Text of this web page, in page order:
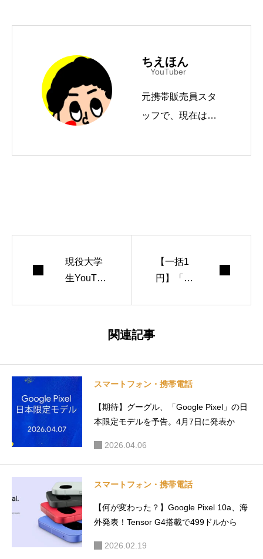
ちえほん
YouTuber
元携帯販売員スタ
ッフで、現在はYo
ドットコムTV」
エイターとしても
活動中です。
現役大学
生YouTub
ェット【2
026年上
半期】
【一括1
円】「nu
関連記事
スマートフォン・携帯電話
【期待】グーグル、「Google Pixel」の日
本限定モデルを予告。4月7日に発表か
2026.04.06
スマートフォン・携帯電話
【何が変わった？】Google Pixel 10a、海
外発表！Tensor G4搭載で499ドルから
2026.02.19